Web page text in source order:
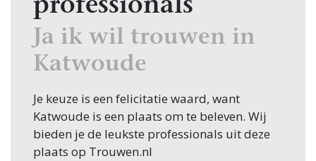
professionals
Ja ik wil trouwen in
Katwoude
Je keuze is een felicitatie waard, want
Katwoude is een plaats om te beleven. Wij
bieden je de leukste professionals uit deze
plaats op Trouwen.nl